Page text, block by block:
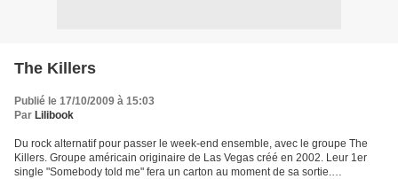
The Killers
Publié le 17/10/2009 à 15:03
Par Lilibook
Du rock alternatif pour passer le week-end ensemble, avec le groupe The
Killers. Groupe américain originaire de Las Vegas créé en 2002. Leur 1er
single "Somebody told me" fera un carton au moment de sa sortie.